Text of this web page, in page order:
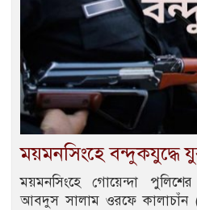
ময়মনসিংহে বন্দুকযুদ্ধে
ময়মনসিংহে গোয়েন্দা পুলিশের
আবদুস সালাম ওরফে